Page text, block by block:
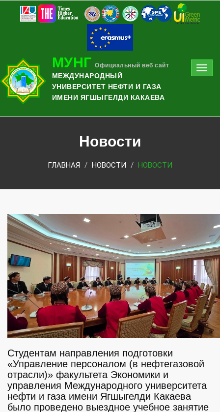
МУНГ Официальный веб сайт
МЕЖДУНАРОДНЫЙ
УНИВЕРСИТЕТ НЕФТИ И ГАЗА
ИМЕНИ ЯГШЫГЕЛДИ КАКАЕВА
Новости
ГЛАВНАЯ НОВОСТИ НОВОСТИ
Студентам направления подготовки
«Управление персоналом (в нефтегазовой
отрасли)» факультета Экономики и
управления Международного университета
нефти и газа имени Ягшыгелди Какаева
было проведено выездное учебное занятие